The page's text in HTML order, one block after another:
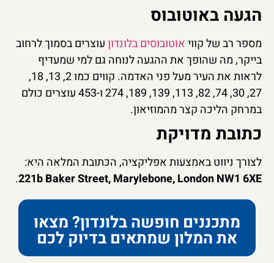
הגעה באוטובוס
מספר רב של קוויאוטובוסים בלונדוןעוצרים בסמוך לרחוב
בייקר, מה שהופך את ההגעה לנוחה גם למי שמעדיף
לראות את העיר מעל פני האדמה. קווים כמו 2, 13, 18,
27, 30, 74, 82, 113, 139, 189, 274 ו-453 עוצרים כולם
במרחק הליכה קצר מהמוזיאון.
כתובת מדויקת
לצורך ניווט באמצעות אפליקציה, הכתובת המלאה היא:
221b Baker Street, Marylebone, London NW1 6XE
.
מתכננים חופשה בלונדון? מצאו
את המלון שמתאים בדיוק לכם